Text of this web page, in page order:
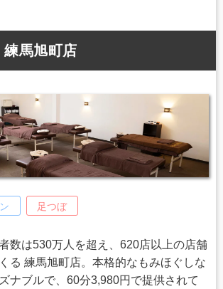
練馬旭町店
足つぼ
数は530万人を超え、620店以上の店舗
る 練馬旭町店。本格的なもみほぐしな
ナブルで、60分3,980円で提供されて